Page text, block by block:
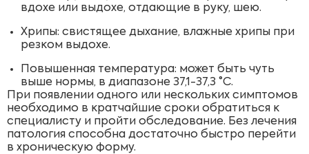
вдохе или выдохе, отдающие в руку, шею.
Хрипы: свистящее дыхание, влажные хрипы при
резком выдохе.
Повышенная температура: может быть чуть
выше нормы, в диапазоне 37,1-37,3 °C.
При появлении одного или нескольких симптомов
необходимо в кратчайшие сроки обратиться к
специалисту и пройти обследование. Без лечения
патология способна достаточно быстро перейти
в хроническую форму.